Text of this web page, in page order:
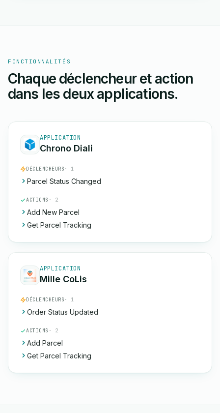
FONCTIONNALITÉS
Chaque déclencheur et action
dans les deux applications.
APPLICATION
Chrono Diali
DÉCLENCHEURS · 1
Parcel Status Changed
ACTIONS · 2
Add New Parcel
Get Parcel Tracking
APPLICATION
Mille CoLis
DÉCLENCHEURS · 1
Order Status Updated
ACTIONS · 2
Add Parcel
Get Parcel Tracking